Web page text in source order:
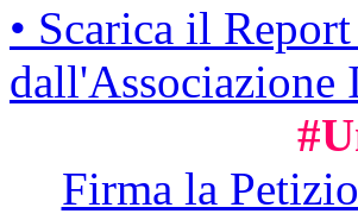
• Scarica il Report
Firma la